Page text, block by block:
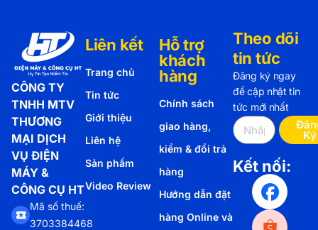
CÔNG TY
TNHH MTV
THƯƠNG
MẠI DỊCH
VỤ ĐIỆN
MÁY &
CÔNG CỤ HT
Mã số thuế:
3703384468
Liên kết
Trang chủ
Tin tức
Giới thiệu
Liên hệ
Sản phẩm
Video Review
Hỗ trợ
khách
hàng
Chính sách
giao hàng,
kiểm & đổi trả
hàng
Hướng dẫn đặt
hàng Online và
Theo dõi
tin tức
Đăng ký ngay
để cập nhật tin
tức mới nhất
Ký
Kết nối: